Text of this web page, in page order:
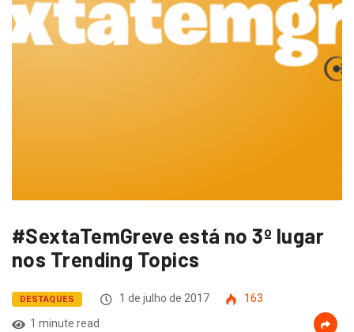
#SextaTemGreve está no 3º lugar
nos Trending Topics
DESTAQUES 1 de julho de 2017
163
1 minute read